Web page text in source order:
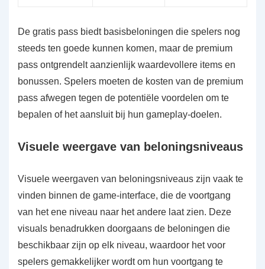
De gratis pass biedt basisbeloningen die spelers nog
steeds ten goede kunnen komen, maar de premium
pass ontgrendelt aanzienlijk waardevollere items en
bonussen. Spelers moeten de kosten van de premium
pass afwegen tegen de potentiële voordelen om te
bepalen of het aansluit bij hun gameplay-doelen.
Visuele weergave van beloningsniveaus
Visuele weergaven van beloningsniveaus zijn vaak te
vinden binnen de game-interface, die de voortgang
van het ene niveau naar het andere laat zien. Deze
visuals benadrukken doorgaans de beloningen die
beschikbaar zijn op elk niveau, waardoor het voor
spelers gemakkelijker wordt om hun voortgang te